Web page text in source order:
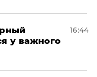
у важного
16:44